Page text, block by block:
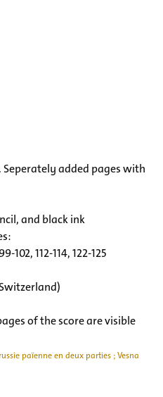
added pages with
and black ink
112-114, 122-125
of the score are visible
païenne en deux parties ; Vesna